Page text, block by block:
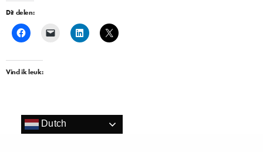
Dit delen:
Vind ik leuk:
Dutch